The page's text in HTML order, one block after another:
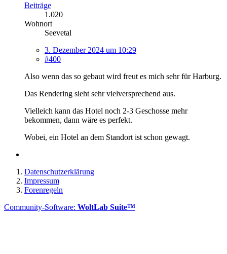
Beiträge
1.020
Wohnort
Seevetal
3. Dezember 2024 um 10:29
#400
Also wenn das so gebaut wird freut es mich sehr für Harburg.
Das Rendering sieht sehr vielversprechend aus.
Vielleich kann das Hotel noch 2-3 Geschosse mehr
bekommen, dann wäre es perfekt.
Wobei, ein Hotel an dem Standort ist schon gewagt.
Datenschutzerklärung
Impressum
Forenregeln
Community-Software: WoltLab Suite™